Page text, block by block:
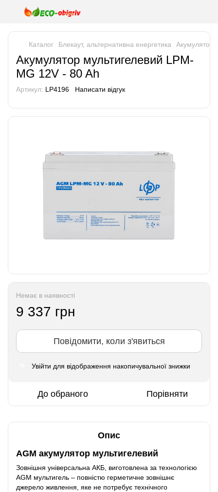
Каталог Блекаут, альтернативна енергетика Акумулятори
Акумулятор мультигелевий LPM-
MG 12V - 80 Ah
Артикул: LP4196 Написати відгук
Немає в наявності
9 337 грн
Повідомити, коли з'явиться
Увійти для відображення накопичувальної знижки
До обраного Порівняти
Опис
AGM акумулятор мультигелевий
Зовнішня універсальна АКБ, виготовлена за технологією
AGM мультигель – повністю герметичне зовнішнє
джерело живлення, яке не потребує технічного